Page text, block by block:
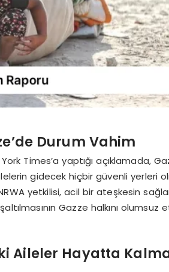
Durum Vahim
Times’a yaptığı açıklamada,
gidecek hiçbir güvenli yerleri
yetkilisi, acil bir ateşkesin
Gazze halkını olumsuz
Aileler Hayatta